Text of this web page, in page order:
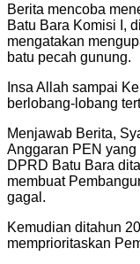
Berita mencoba
Batu Bara Komisi I,
mengatakan
batu pecah gunung.
Insa Allah sampai
berlobang-lobang
Menjawab Berita,
Anggaran PEN
DPRD Batu Bara
membuat
gagal.
Kemudian ditahun
memprioritaskan